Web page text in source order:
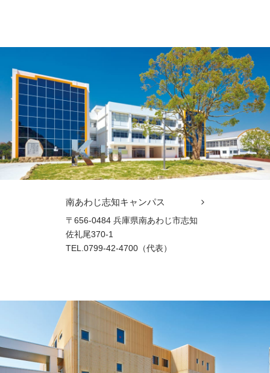
南あわじ志知キャンパス
〒656-0484 兵庫県南あわじ市志知
佐礼尾370-1
TEL.0799-42-4700（代表）